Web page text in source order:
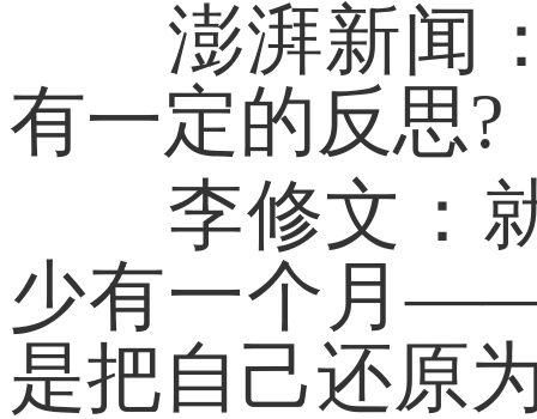
澎湃新闻：
有一定的反思?
李修文：就
少有一个月
是把自己还原